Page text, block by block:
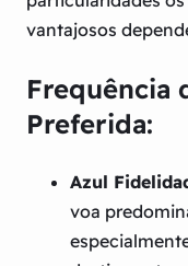
vantajosos
Frequência
Preferida:
Azul
voa